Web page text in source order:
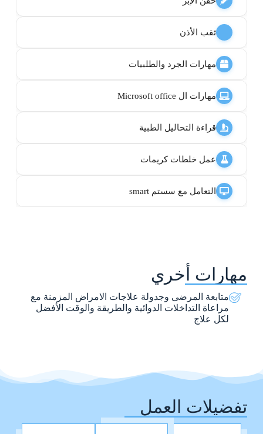
ثقب الأذن
مهارات الجرد والطلبيات
مهارات ال Microsoft office
قراءة التحاليل الطبية
عمل خلطات كريمات
التعامل مع سستم smart
مهارات أخري
متابعة المرضى وجدولة علاجات الامراض المزمنة مع
مراعاة التداخلات الدوائية والطريقة والوقت الأفضل
لكل علاج
تفضيلات العمل